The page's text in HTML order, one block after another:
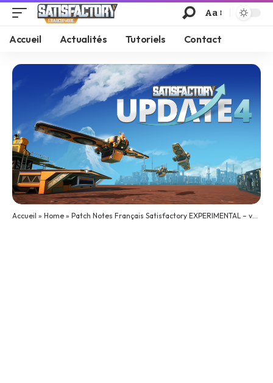
Aa
Accueil Actualités Tutoriels Contact
Accueil » Home » Patch Notes Français Satisfactory EXPERIMENTAL – v0.4.2.6 – Build 155370